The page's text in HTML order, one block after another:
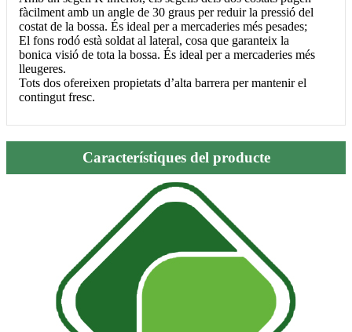
fàcilment amb un angle de 30 graus per reduir la pressió del
costat de la bossa. És ideal per a mercaderies més pesades;
El fons rodó està soldat al lateral, cosa que garanteix la
bonica visió de tota la bossa. És ideal per a mercaderies més
lleugeres.
Tots dos ofereixen propietats d’alta barrera per mantenir el
contingut fresc.
Característiques del producte